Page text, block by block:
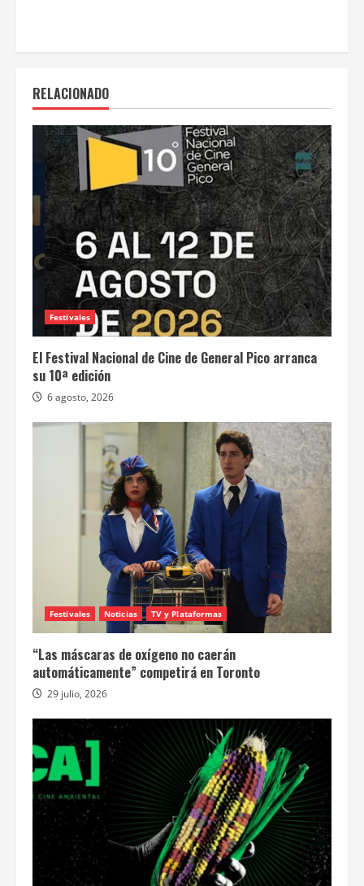
RELACIONADO
Festivales
El Festival Nacional de Cine de General Pico arranca
su 10ª edición
6 agosto, 2026
Festivales Noticias TV y Plataformas
“Las máscaras de oxígeno no caerán
automáticamente” competirá en Toronto
29 julio, 2026